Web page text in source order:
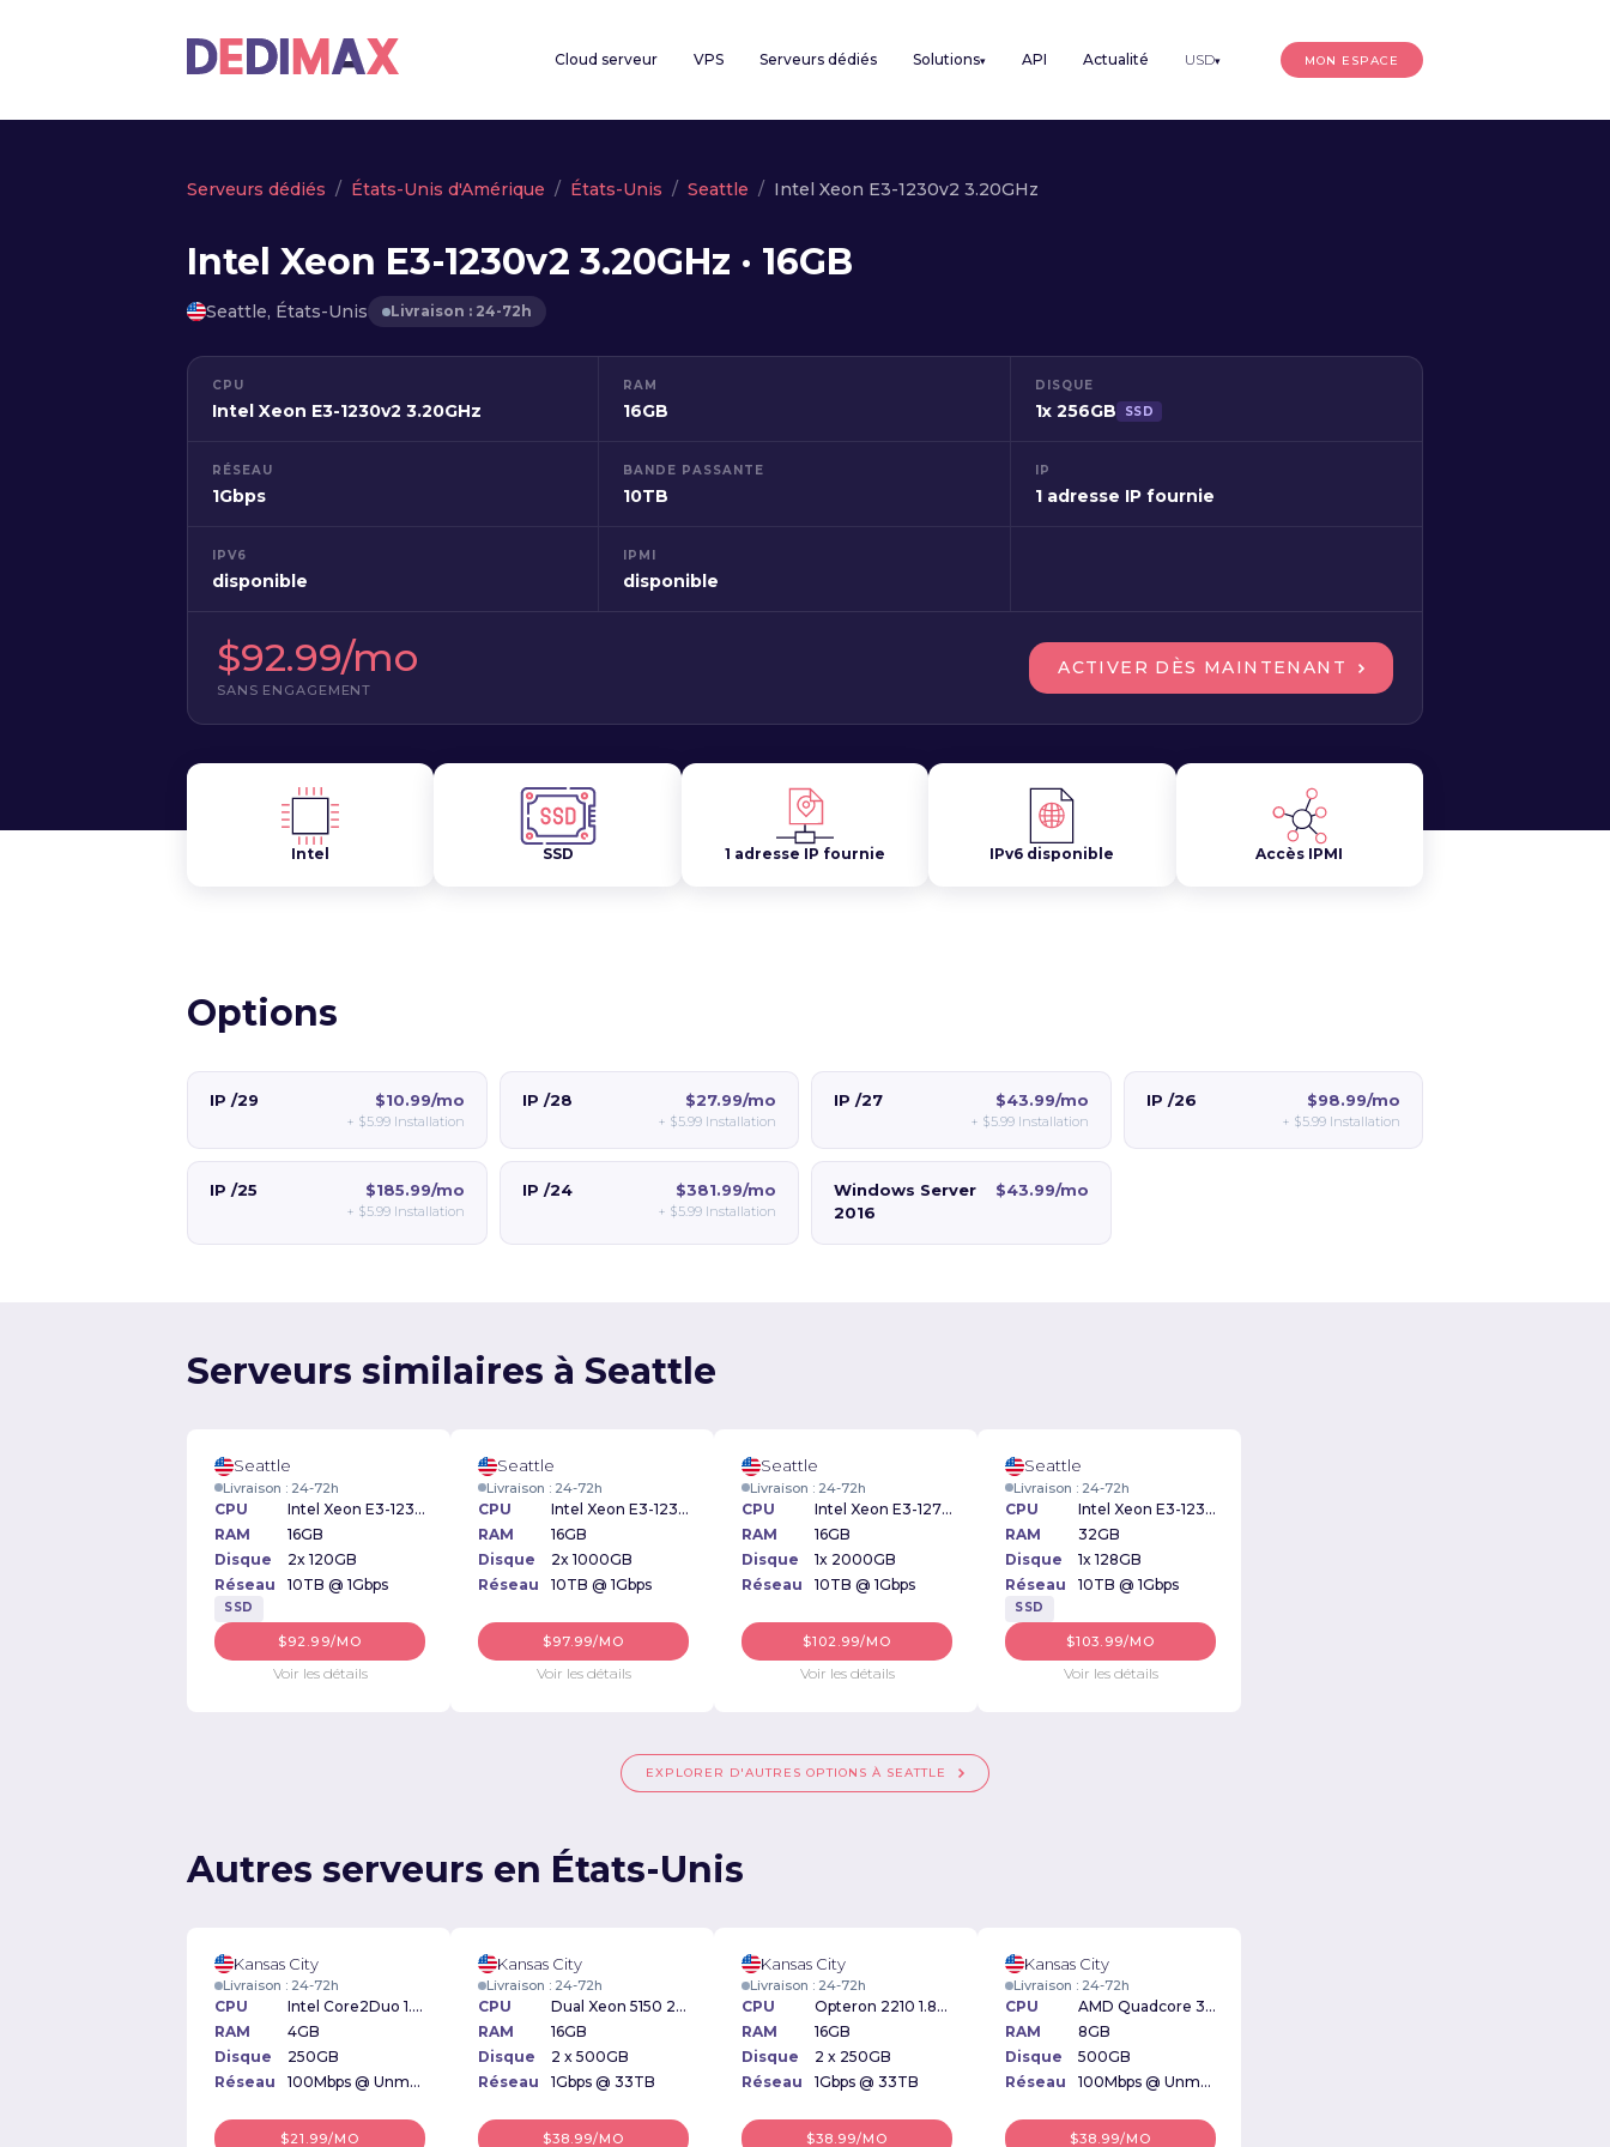
Cloud serveur VPS Serveurs dédiés Solutions▾ API Actualité USD▾ MON ESPACE
Serveurs dédiés États-Unis d'Amérique États-Unis Seattle Intel Xeon E3-1230v2 3.20GHz
Intel Xeon E3-1230v2 3.20GHz · 16GB
Seattle, États-Unis Livraison : 24-72h
CPU
Intel Xeon E3-1230v2 3.20GHz
RAM
16GB
DISQUE
1x 256GB SSD
RÉSEAU
1Gbps
BANDE PASSANTE
10TB
IP
1 adresse IP fournie
IPV6
disponible
IPMI
disponible
$92.99/mo
SANS ENGAGEMENT
ACTIVER DÈS MAINTENANT
Intel SSD 1 adresse IP fournie IPv6 disponible Accès IPMI
Options
IP /29 $10.99/mo
+ $5.99Installation
IP /28 $27.99/mo
+ $5.99 Installation
IP /27 $43.99/mo
+ $5.99Installation
IP /26 $98.99/mo
+ $5.99 Installation
IP /25 $185.99/mo
+ $5.99Installation
IP /24 $381.99/mo
+ $5.99 Installation
Windows Server
2016
$43.99/mo
Serveurs similaires à Seattle
Seattle
Livraison : 24-72h
CPU
Intel Xeon E3-1230 3.20GHz
RAM
16GB
Disque
2x 120GB
Réseau
10TB @ 1Gbps
SSD
$92.99/MO
Voir les détails
Seattle
Livraison : 24-72h
CPU
Intel Xeon E3-1230v2 3.30GHz
RAM
16GB
Disque
2x 1000GB
Réseau
10TB @ 1Gbps
$97.99/MO
Voir les détails
Seattle
Livraison : 24-72h
CPU
Intel Xeon E3-1270v2 3.50GHz
RAM
16GB
Disque
1x 2000GB
Réseau
10TB @ 1Gbps
$102.99/MO
Voir les détails
Seattle
Livraison : 24-72h
CPU
Intel Xeon E3-1230v2 3.20GHz
RAM
32GB
Disque
1x 128GB
Réseau
10TB @ 1Gbps
SSD
$103.99/MO
Voir les détails
EXPLORER D'AUTRES OPTIONS À SEATTLE
Autres serveurs en États-Unis
Kansas City
Livraison : 24-72h
CPU
Intel Core2Duo 1.6GHz
RAM
4GB
Disque
250GB
Réseau
100Mbps @ Unmetered
$21.99/MO
Kansas City
Livraison : 24-72h
CPU
Dual Xeon 5150 2.66Ghz
RAM
16GB
Disque
2 x 500GB
Réseau
1Gbps @ 33TB
$38.99/MO
Kansas City
Livraison : 24-72h
CPU
Opteron 2210 1.8Ghz
RAM
16GB
Disque
2 x 250GB
Réseau
1Gbps @ 33TB
$38.99/MO
Kansas City
Livraison : 24-72h
CPU
AMD Quadcore 3Ghz
RAM
8GB
Disque
500GB
Réseau
100Mbps @ Unmetered
$38.99/MO